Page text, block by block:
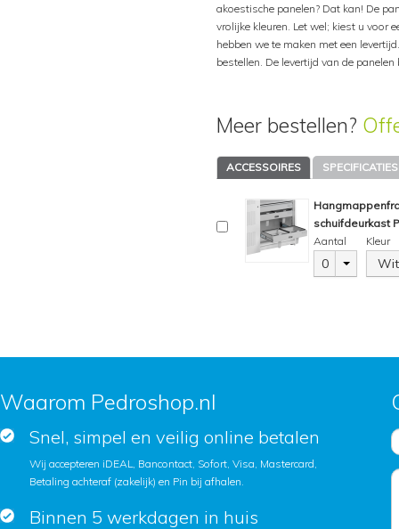
akoestische panelen? Dat kan! De
vrolijke kleuren. Let wel; kiest u voor
hebben we te maken met een
bestellen. De levertijd van de
Meer bestellen?
ACCESSOIRES SPECIFICATIES
schuifdeurkast
Aantal
0
Kleur
Waarom Pedroshop.nl
Snel, simpel en veilig online betalen
Wij accepteren iDEAL, Bancontact, Sofort, Visa, Mastercard,
Betaling achteraf (zakelijk) en Pin bij afhalen.
Binnen 5 werkdagen in huis